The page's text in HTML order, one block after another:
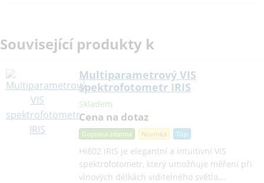
Související produkty k
Multiparametrový VIS
spektrofotometr IRIS
Skladem
Cena na dotaz
Doprava zdarma Novinka Top
HI802 IRIS je elegantní a intuitivní VIS
spektrofotometr, který umožňuje měření při
vlnových délkách viditelného světla,…